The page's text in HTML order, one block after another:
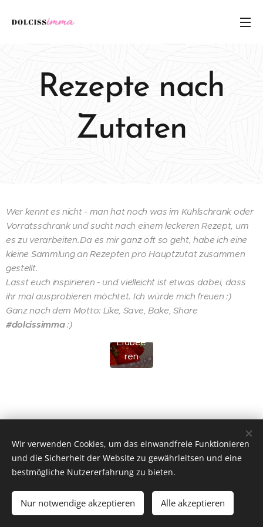
Rezepte nach
Zutaten
Wer kennt es nicht - man hat noch was im Kühlschrank oder
Vorratsschrank und sucht nach einem leckeren Rezept, um
es zu verarbeiten.Da es mir ganz oft so geht, habe ich eine
kleine Sammlung an Rezepten pro Hauptzutat zusammen
gestellt.
Lasst euch inspirieren - und vielleicht ist etwas dabei, dass
ihr mal ausprobieren möchtet. Ich würde mich freuen :)
Ganz nach dem Motto:Like, Save, Bake, Share
#dolcissimma:)
Erdbee
ren
© 2026 DOLCISSIMMA | Alle Rechte vorbehalten.
IMPRESSUM
Cookies
Sprachen
Deutsch
Italiano
Wir verwenden Cookies, um das einwandfreie Funktionieren
und die Sicherheit der Website zu gewährleitsen und eine
bestmögliche Nutzererfahrung zu bieten.
Nur notwendige akzeptieren Alle akzeptieren